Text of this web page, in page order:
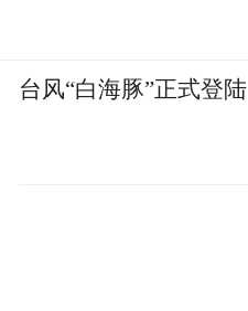
台风“白海豚”正式登陆